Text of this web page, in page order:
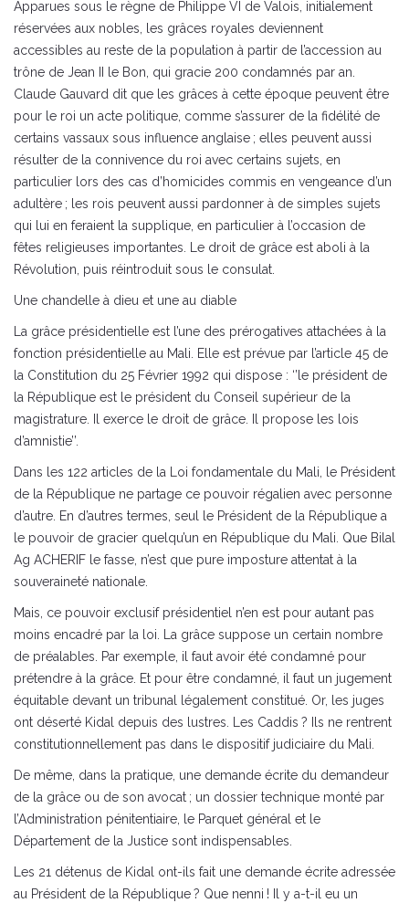
Apparues sous le règne de Philippe VI de Valois, initialement
réservées aux nobles, les grâces royales deviennent
accessibles au reste de la population à partir de l’accession au
trône de Jean II le Bon, qui gracie 200 condamnés par an.
Claude Gauvard dit que les grâces à cette époque peuvent être
pour le roi un acte politique, comme s’assurer de la fidélité de
certains vassaux sous influence anglaise ; elles peuvent aussi
résulter de la connivence du roi avec certains sujets, en
particulier lors des cas d’homicides commis en vengeance d’un
adultère ; les rois peuvent aussi pardonner à de simples sujets
qui lui en feraient la supplique, en particulier à l’occasion de
fêtes religieuses importantes. Le droit de grâce est aboli à la
Révolution, puis réintroduit sous le consulat.
Une chandelle à dieu et une au diable
La grâce présidentielle est l’une des prérogatives attachées à la
fonction présidentielle au Mali. Elle est prévue par l’article 45 de
la Constitution du 25 Février 1992 qui dispose : ‘’le président de
la République est le président du Conseil supérieur de la
magistrature. Il exerce le droit de grâce. Il propose les lois
d’amnistie’’.
Dans les 122 articles de la Loi fondamentale du Mali, le Président
de la République ne partage ce pouvoir régalien avec personne
d’autre. En d’autres termes, seul le Président de la République a
le pouvoir de gracier quelqu’un en République du Mali. Que Bilal
Ag ACHERIF le fasse, n’est que pure imposture attentat à la
souveraineté nationale.
Mais, ce pouvoir exclusif présidentiel n’en est pour autant pas
moins encadré par la loi. La grâce suppose un certain nombre
de préalables. Par exemple, il faut avoir été condamné pour
prétendre à la grâce. Et pour être condamné, il faut un jugement
équitable devant un tribunal légalement constitué. Or, les juges
ont déserté Kidal depuis des lustres. Les Caddis ? Ils ne rentrent
constitutionnellement pas dans le dispositif judiciaire du Mali.
De même, dans la pratique, une demande écrite du demandeur
de la grâce ou de son avocat ; un dossier technique monté par
l’Administration pénitentiaire, le Parquet général et le
Département de la Justice sont indispensables.
Les 21 détenus de Kidal ont-ils fait une demande écrite adressée
au Président de la République ? Que nenni ! Il y a-t-il eu un